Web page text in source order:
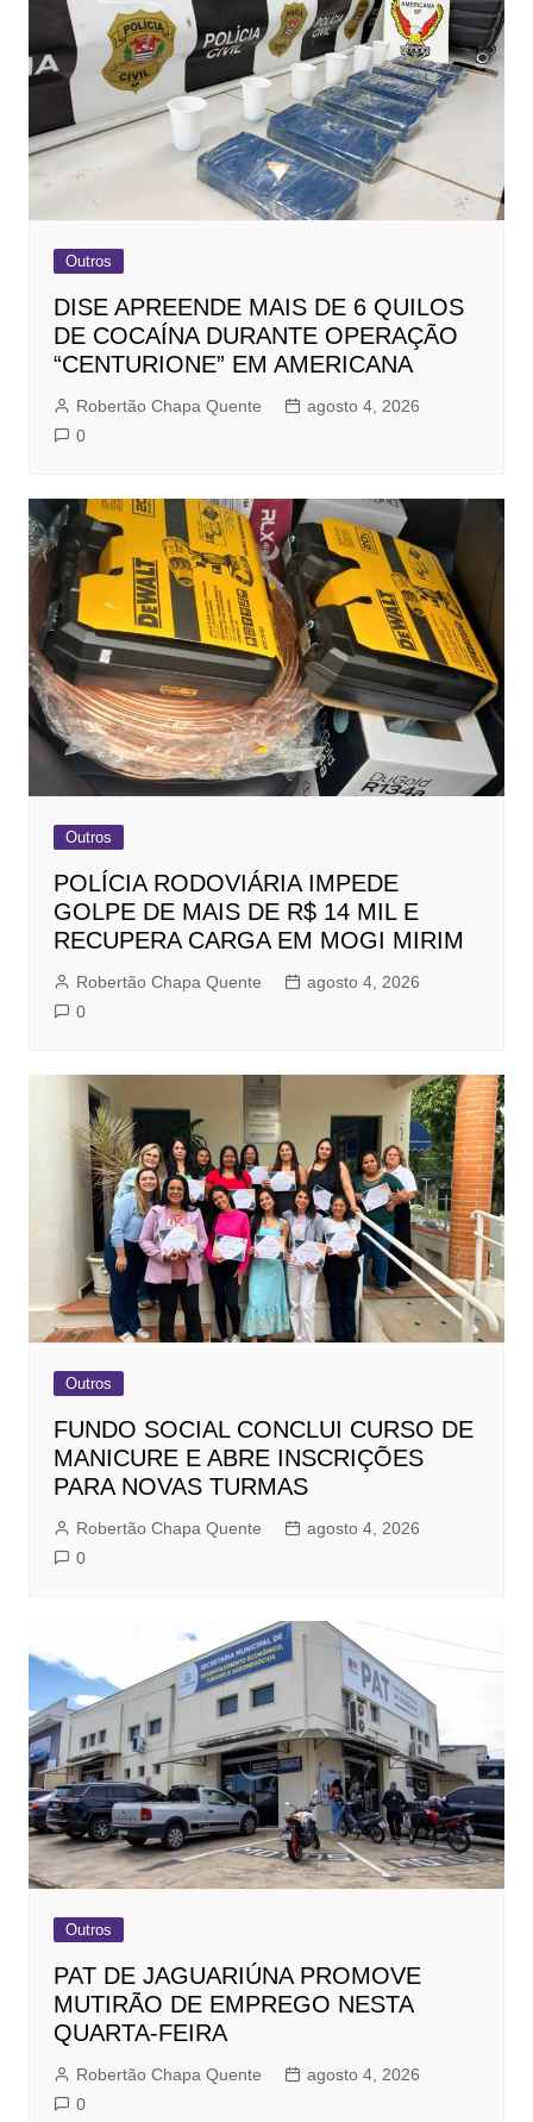
Outros
DISE APREENDE MAIS DE 6 QUILOS
DE COCAÍNA DURANTE OPERAÇÃO
“CENTURIONE” EM AMERICANA
Robertão Chapa Quente
agosto 4, 2026
0
Outros
POLÍCIA RODOVIÁRIA IMPEDE
GOLPE DE MAIS DE R$ 14 MIL E
RECUPERA CARGA EM MOGI MIRIM
Robertão Chapa Quente
agosto 4, 2026
0
Outros
FUNDO SOCIAL CONCLUI CURSO DE
MANICURE E ABRE INSCRIÇÕES
PARA NOVAS TURMAS
Robertão Chapa Quente
agosto 4, 2026
0
Outros
PAT DE JAGUARIÚNA PROMOVE
MUTIRÃO DE EMPREGO NESTA
QUARTA-FEIRA
Robertão Chapa Quente
agosto 4, 2026
0